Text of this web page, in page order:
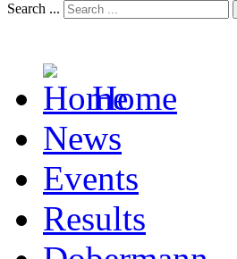
Search ...
Home
News
Events
Results